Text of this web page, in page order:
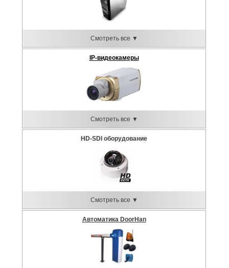
Смотреть все ▼
IP-видеокамеры
Смотреть все ▼
HD-SDI оборудование
Смотреть все ▼
Автоматика DoorHan